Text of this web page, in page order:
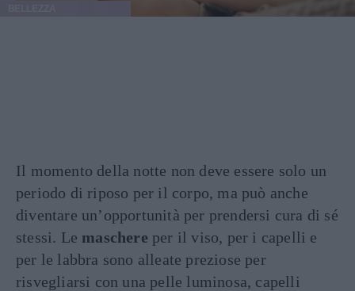
Il momento della notte non deve essere solo un
periodo di riposo per il corpo, ma può anche
diventare un’opportunità per prendersi cura di sé
stessi. Le maschere per il viso, per i capelli e
per le labbra sono alleate preziose per
risvegliarsi con una pelle luminosa, capelli